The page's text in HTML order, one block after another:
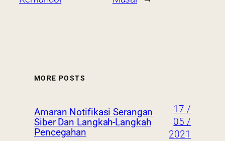
MORE POSTS
Amaran Notifikasi Serangan
Siber Dan Langkah-Langkah
Pencegahan
17 /
05 /
2021